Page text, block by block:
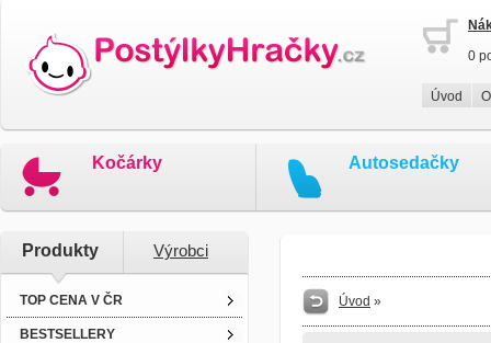
0
Úvod
Kočárky Autosedačky
Produkty Výrobci
TOP CENA V ČR
BESTSELLERY
Úvod »